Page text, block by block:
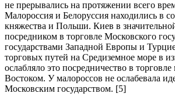
не прерывались на протяжении всего
Малороссия и Белоруссия находились в
княжества и Польши. Киев в
посредником в торговле Московского
государствами Западной Европы и
торговых путей на Средиземное море в
ослабляло это посредничество в
Востоком. У малороссов не ослабевала
Московским государством. [5]